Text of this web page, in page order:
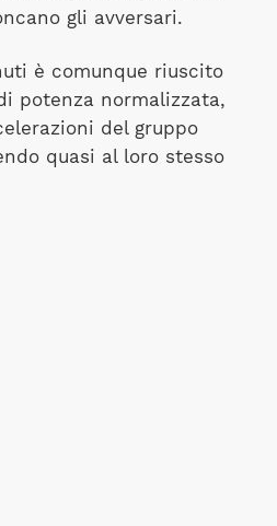
gli avversari.
è comunque riuscito
potenza normalizzata,
del gruppo
quasi al loro stesso